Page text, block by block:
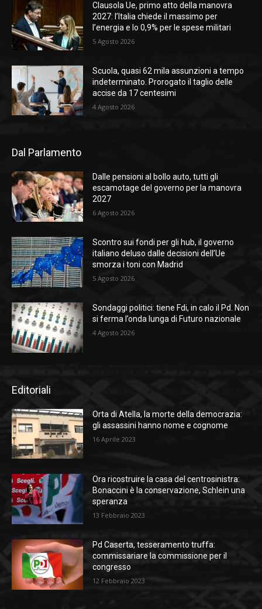
Clausola Ue, primo atto della manovra
2027: l’Italia chiede il massimo per
l’energia e lo 0,9% per le spese militari
5 Agosto 2026
Scuola, quasi 62 mila assunzioni a tempo
indeterminato. Prorogato il taglio delle
accise da 17 centesimi
4 Agosto 2026
Dal Parlamento
Dalle pensioni al bollo auto, tutti gli
escamotage del governo per la manovra
2027
6 Agosto 2026
Scontro sui fondi per gli hub, il governo
italiano deluso dalle decisioni dell’Ue
smorza i toni con Madrid
5 Agosto 2026
Sondaggi politici: tiene Fdi, in calo il Pd. Non
si ferma l’onda lunga di Futuro nazionale
4 Agosto 2026
Editoriali
Orta di Atella, la morte della democrazia:
gli assassini hanno nome e cognome
16 Aprile 2023
Ora ricostruire la casa del centrosinistra:
Bonaccini è la conservazione, Schlein una
speranza
13 Febbraio 2023
Pd Caserta, tesseramento truffa:
commissariare la commissione per il
congresso
12 Febbraio 2023